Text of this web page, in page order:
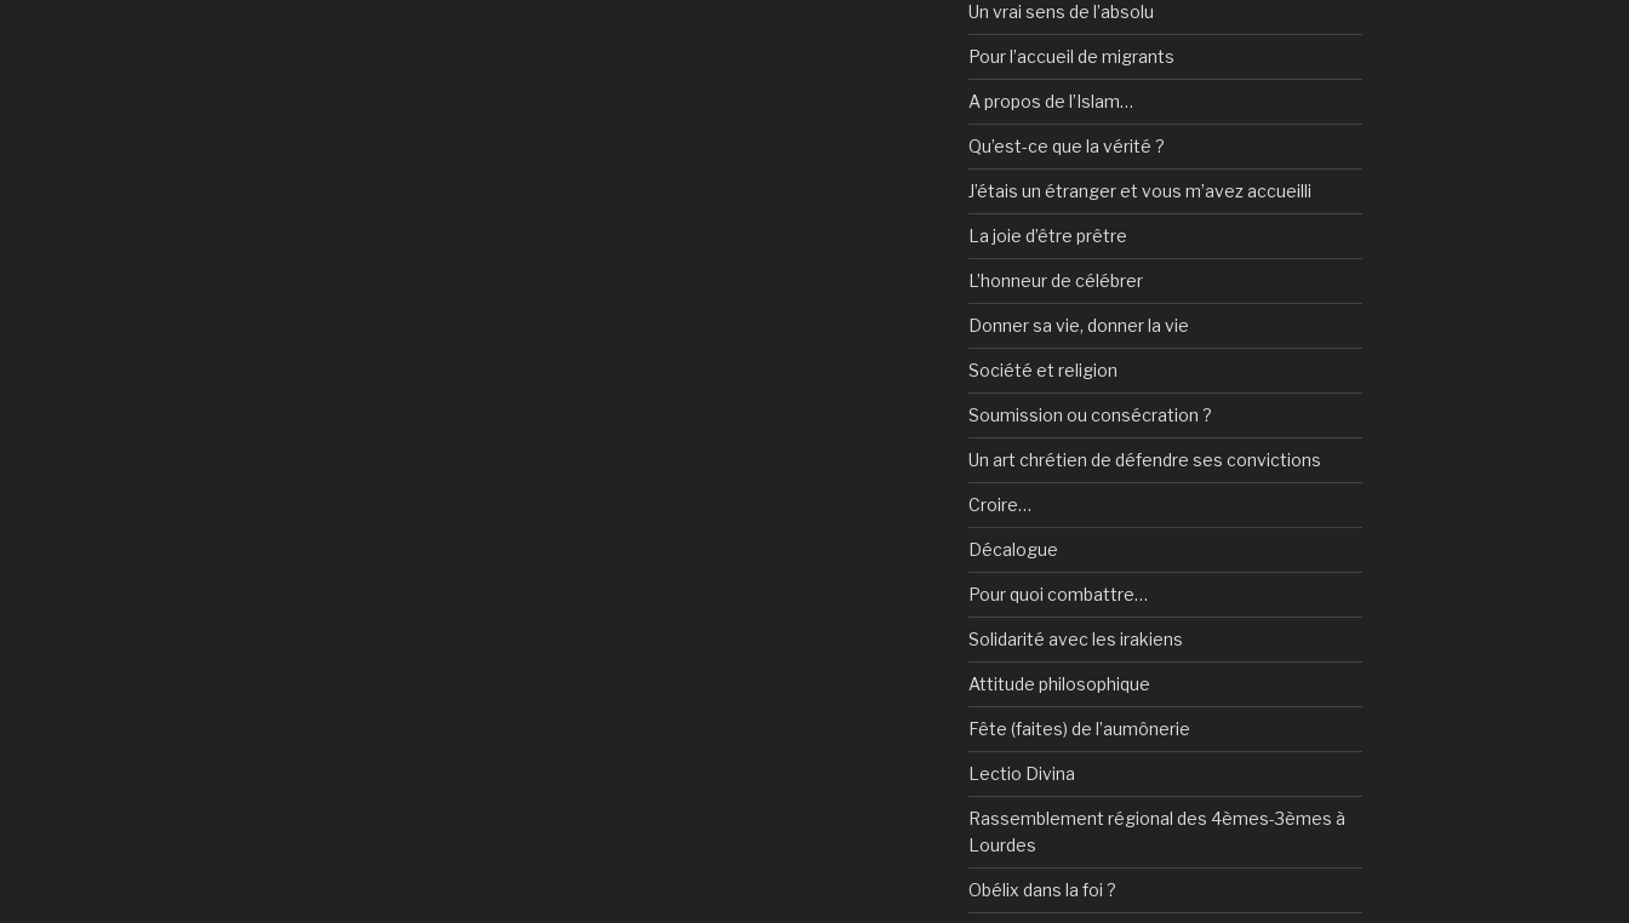
Un vrai sens de l’absolu
Pour l’accueil de migrants
A propos de l’Islam…
Qu’est-ce que la vérité ?
J’étais un étranger et vous m’avez accueilli
La joie d’être prêtre
L’honneur de célébrer
Donner sa vie, donner la vie
Société et religion
Soumission ou consécration ?
Un art chrétien de défendre ses convictions
Croire…
Décalogue
Pour quoi combattre…
Solidarité avec les irakiens
Attitude philosophique
Fête (faites) de l’aumônerie
Lectio Divina
Rassemblement régional des 4èmes-3èmes à
Lourdes
Obélix dans la foi ?